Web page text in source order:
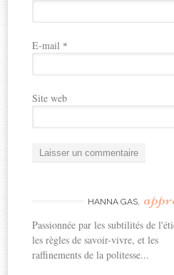
E-mail *
Site web
HANNA GAS,
Passionnée par les subtilités de
les règles de savoir-vivre, et les
raffinements de la politesse...